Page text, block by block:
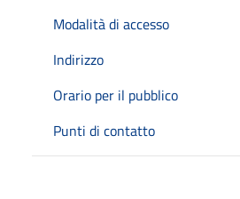
Modalità di accesso
Indirizzo
Orario per il pubblico
Punti di contatto